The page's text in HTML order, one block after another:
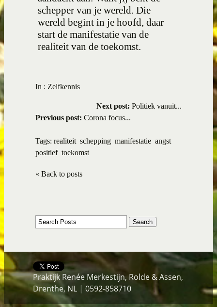
schepper van je wereld. Die
wereld begint in je hoofd, daar
start de manifestatie van de
realiteit van de toekomst.
In : Zelfkennis
Next post: Politiek vanuit...
Previous post: Corona focus...
Tags: realiteit schepping manifestatie angst
positief toekomst
« Back to posts
Praktijk Renée Merkestijn, Rolde & Assen,
Drenthe, NL | 0592-858710